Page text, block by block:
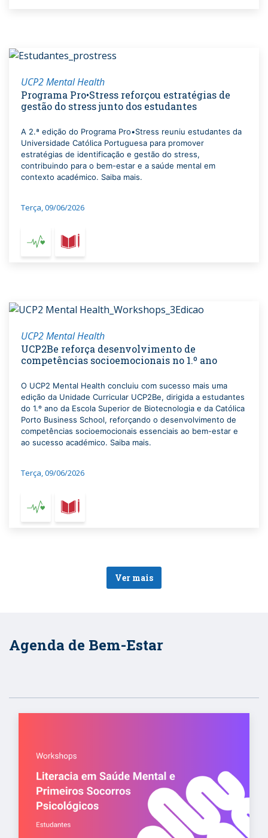
UCP2 Mental Health
Programa Pro•Stress reforçou estratégias de
gestão do stress junto dos estudantes
A 2.ª edição do Programa Pro•Stress reuniu estudantes da
Universidade Católica Portuguesa para promover
estratégias de identificação e gestão do stress,
contribuindo para o bem-estar e a saúde mental em
contexto académico. Saiba mais.
Terça, 09/06/2026
UCP2 Mental Health
UCP2Be reforça desenvolvimento de
competências socioemocionais no 1.º ano
O UCP2 Mental Health concluiu com sucesso mais uma
edição da Unidade Curricular UCP2Be, dirigida a estudantes
do 1.º ano da Escola Superior de Biotecnologia e da Católica
Porto Business School, reforçando o desenvolvimento de
competências socioemocionais essenciais ao bem-estar e
ao sucesso académico. Saiba mais.
Terça, 09/06/2026
Ver mais
Agenda de Bem-Estar